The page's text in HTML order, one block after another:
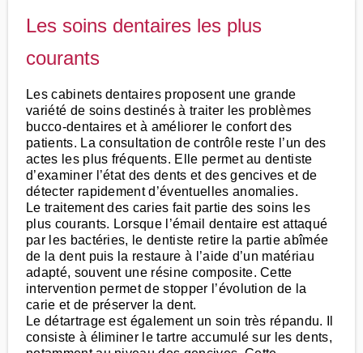
Les soins dentaires les plus
courants
Les cabinets dentaires proposent une grande
variété de soins destinés à traiter les problèmes
bucco-dentaires et à améliorer le confort des
patients. La consultation de contrôle reste l’un des
actes les plus fréquents. Elle permet au dentiste
d’examiner l’état des dents et des gencives et de
détecter rapidement d’éventuelles anomalies.
Le traitement des caries fait partie des soins les
plus courants. Lorsque l’émail dentaire est attaqué
par les bactéries, le dentiste retire la partie abîmée
de la dent puis la restaure à l’aide d’un matériau
adapté, souvent une résine composite. Cette
intervention permet de stopper l’évolution de la
carie et de préserver la dent.
Le détartrage est également un soin très répandu. Il
consiste à éliminer le tartre accumulé sur les dents,